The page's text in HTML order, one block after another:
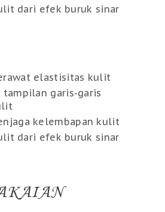
dari efek buruk sinar
elastisitas kulit
tampilan garis-garis
kelembapan kulit
dari efek buruk sinar